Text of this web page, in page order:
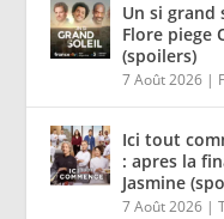
Un si grand
Flore piege
(spoilers)
7 Août 2026 |
Ici tout
: apres la
Jasmine
7 Août 2026 |